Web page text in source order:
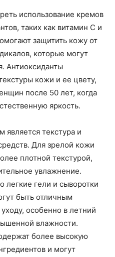
использование кремов
таких как витамин C и
защитить кожу от
которые могут
Антиоксиданты
кожи и ее цвету,
после 50 лет, когда
яркость.
текстура и
Для зрелой кожи
плотной текстурой,
увлажнение.
легкие гели и сыворотки
быть отличным
особенно в летний
влажности.
более высокую
и могут